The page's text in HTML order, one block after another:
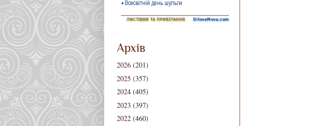
Архів
2026 (201)
2025 (357)
2024 (405)
2023 (397)
2022 (460)